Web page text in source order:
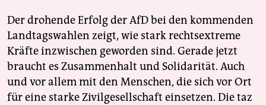
Der drohende Erfolg der AfD bei den kommenden
Landtagswahlen zeigt, wie stark rechtsextreme
Kräfte inzwischen geworden sind. Gerade jetzt
braucht es Zusammenhalt und Solidarität. Auch
und vor allem mit den Menschen, die sich vor Ort
für eine starke Zivilgesellschaft einsetzen. Die taz